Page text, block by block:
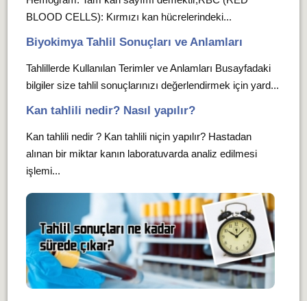
BLOOD CELLS): Kırmızı kan hücrelerindeki...
Biyokimya Tahlil Sonuçları ve Anlamları
Tahlillerde Kullanılan Terimler ve Anlamları Busayfadaki
bilgiler size tahlil sonuçlarınızı değerlendirmek için yard...
Kan tahlili nedir? Nasıl yapılır?
Kan tahlili nedir ? Kan tahlili niçin yapılır? Hastadan
alınan bir miktar kanın laboratuvarda analiz edilmesi
işlemi...